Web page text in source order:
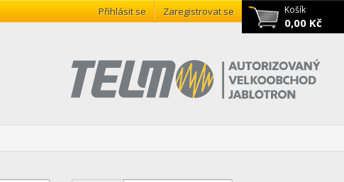
Košík
0,00 Kč
Přihlásit se Zaregistrovat se